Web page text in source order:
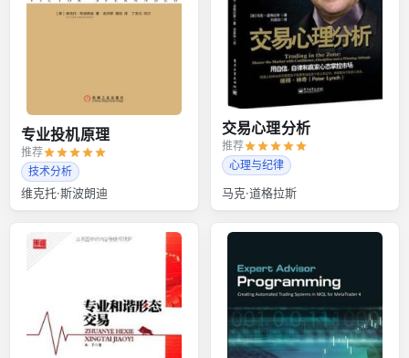
专业投机原理
推荐
技术分析
维克托·斯波朗迪
交易心理分析
推荐
心理与纪律
马克·道格拉斯